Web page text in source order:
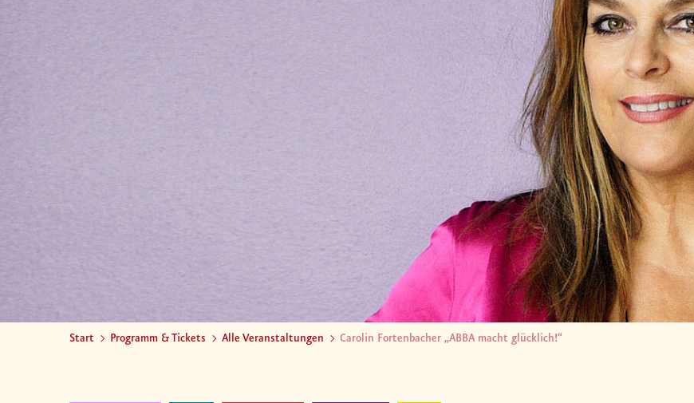
Start Programm & Tickets Alle Veranstaltungen Carolin Fortenbacher „ABBA macht glücklich!“